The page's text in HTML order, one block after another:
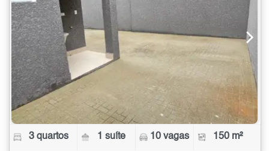
3 quartos 1 suíte 10 vagas 150 m²